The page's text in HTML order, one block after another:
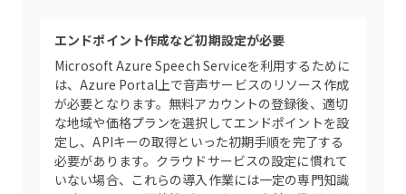
エンドポイント作成など初期設定が必要
Microsoft Azure Speech Serviceを利用するために
は、Azure Portal上で音声サービスのリソース作成
が必要となります。無料アカウントの登録後、適切
な地域や価格プランを選択してエンドポイントを設
定し、APIキーの取得といった初期手順を完了する
必要があります。クラウドサービスの設定に慣れて
いない場合、これらの導入作業には一定の専門知識